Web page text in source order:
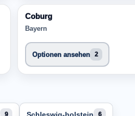
Coburg
Bayern
Optionen ansehen 2
9 6